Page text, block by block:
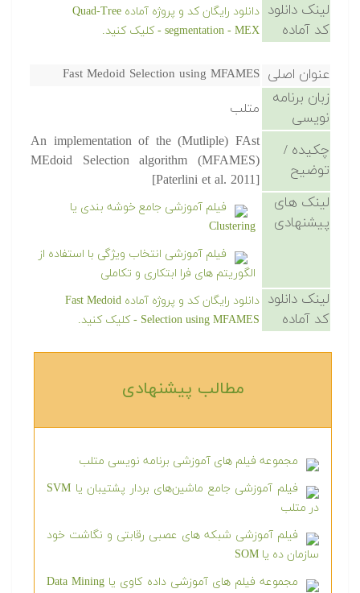
لینک دانلود
کد آماده
دانلود رایگان کد و پروژه آماده Quad-Tree
segmentation - MEX - کلیک کنید.
عنوان اصلی Fast Medoid Selection using MFAMES
زبان برنامه
نویسی
متلب
چکیده /
توضیح
An implementation of the (Mutliple) FAst
MEdoid Selection algorithm (MFAMES)
[Paterlini et al. 2011]
لینک های
پیشنهادی
فیلم آموزشی جامع خوشه بندی یا
Clustering
فیلم آموزشی انتخاب ویژگی با استفاده از
الگوریتم های فرا ابتکاری و تکاملی
لینک دانلود
کد آماده
دانلود رایگان کد و پروژه آماده Fast Medoid
Selection using MFAMES - کلیک کنید.
مطالب پیشنهادی‎
مجموعه فیلم های آموزشی برنامه نویسی متلب
فیلم آموزشی جامع ماشین‌های بردار پشتیبان یا SVM
در متلب
فیلم آموزشی شبکه های عصبی رقابتی و نگاشت خود
سازمان ده یا SOM
مجموعه فیلم های آموزشی داده کاوی یا Data Mining